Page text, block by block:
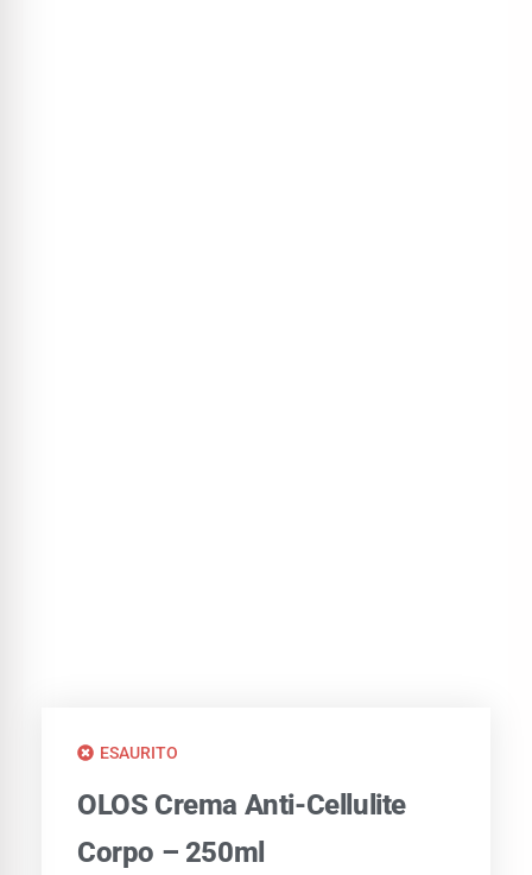
ESAURITO
OLOS Crema Anti-Cellulite
Corpo – 250ml